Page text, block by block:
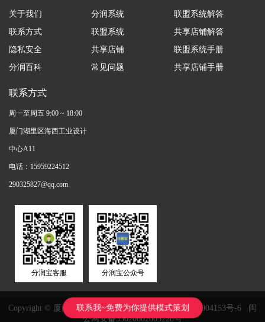
关于我们
联系方式
隐私安全
分润百科
分润系统
联盟系统
共享店铺
常见问题
联盟系统解答
共享店铺解答
联盟系统手册
共享店铺手册
联系方式
周一至周五 9:00 ~ 18:00
厦门湖里区海西工业设计
中心A11
电话：15959224512
290325827@qq.com
分润宝客服 分润宝公众号
Copyright © 厦门鸿鑫正网络科技有限公司闽ICP备11004153号-6
闽
公网安备35020602003228号
联系我~免费为你提供模式策划